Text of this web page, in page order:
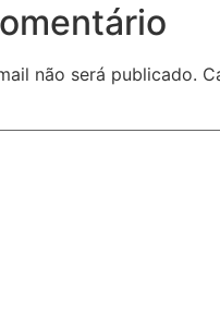
não será publicado.